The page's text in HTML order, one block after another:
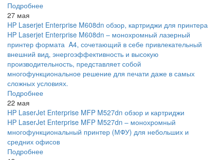
Подробнее
27 мая
HP Laserjet Enterprise M608dn обзор, картриджи для принтера
HP Laserjet Enterprise M608dn – монохромный лазерный
принтер формата A4, сочетающий в себе привлекательный
внешний вид, энергоэффективность и высокую
производительность, представляет собой
многофункциональное решение для печати даже в самых
сложных условиях.
Подробнее
22 мая
HP LaserJet Enterprise MFP M527dn обзор и картриджи
HP LaserJet Enterprise MFP M527dn – монохромный
многофункциональный принтер (МФУ) для небольших и
средних офисов
Подробнее